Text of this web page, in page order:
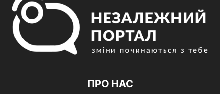
ПРО НАС